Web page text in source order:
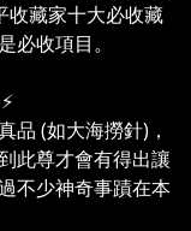
收藏家十大必收藏
必收項目。
品 (如大海撈針)，
此尊才會有得出讓
不少神奇事蹟在本